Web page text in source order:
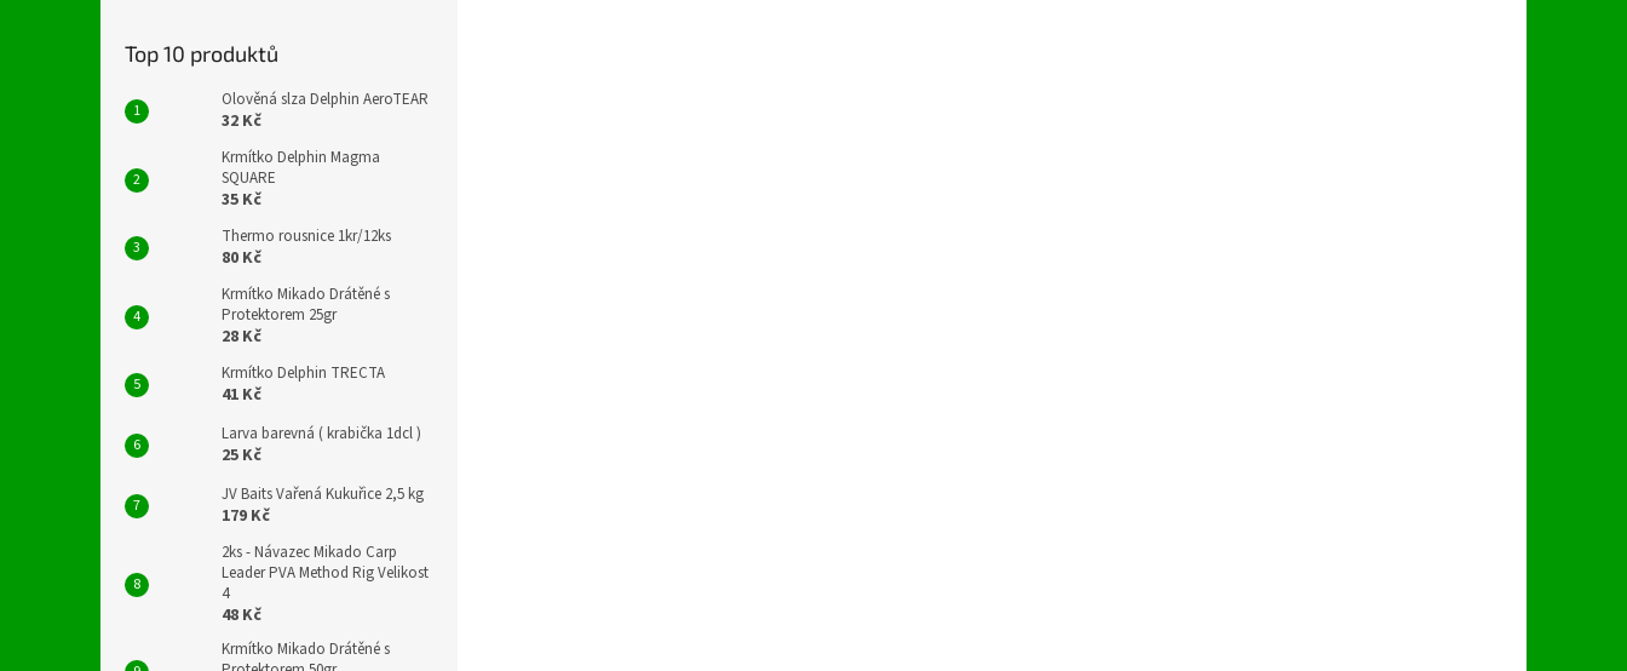
Top 10 produktů
Olověná slza Delphin AeroTEAR
32 Kč
Krmítko Delphin Magma
SQUARE
35 Kč
Thermo rousnice 1kr/12ks
80 Kč
Krmítko Mikado Drátěné s
Protektorem 25gr
28 Kč
Krmítko Delphin TRECTA
41 Kč
Larva barevná ( krabička 1dcl )
25 Kč
JV Baits Vařená Kukuřice 2,5 kg
179 Kč
2ks - Návazec Mikado Carp
Leader PVA Method Rig Velikost
4
48 Kč
Krmítko Mikado Drátěné s